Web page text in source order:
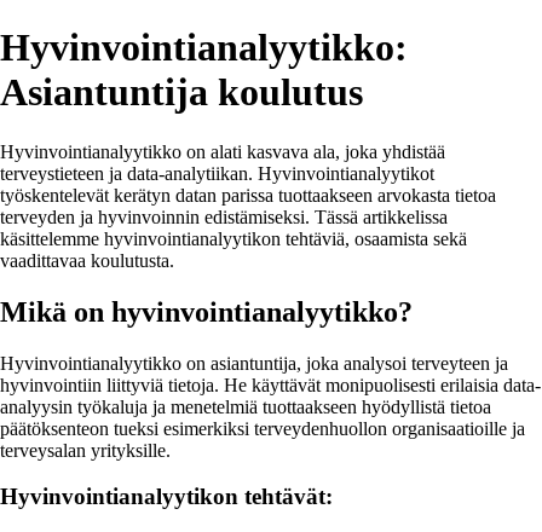
Hyvinvointianalyytikko:
Asiantuntija koulutus
Hyvinvointianalyytikko on alati kasvava ala, joka yhdistää
terveystieteen ja data-analytiikan. Hyvinvointianalyytikot
työskentelevät kerätyn datan parissa tuottaakseen arvokasta tietoa
terveyden ja hyvinvoinnin edistämiseksi. Tässä artikkelissa
käsittelemme hyvinvointianalyytikon tehtäviä, osaamista sekä
vaadittavaa koulutusta.
Mikä on hyvinvointianalyytikko?
Hyvinvointianalyytikko on asiantuntija, joka analysoi terveyteen ja
hyvinvointiin liittyviä tietoja. He käyttävät monipuolisesti erilaisia data-
analyysin työkaluja ja menetelmiä tuottaakseen hyödyllistä tietoa
päätöksenteon tueksi esimerkiksi terveydenhuollon organisaatioille ja
terveysalan yrityksille.
Hyvinvointianalyytikon tehtävät: